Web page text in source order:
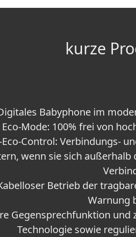
kurze
Babyphone im
Eco-Mode: 100% frei von
Eco-Control: Verbindungs-
wenn sie sich
Betrieb der
Warnung
Gegensprechfunktion und
Technologie sowie